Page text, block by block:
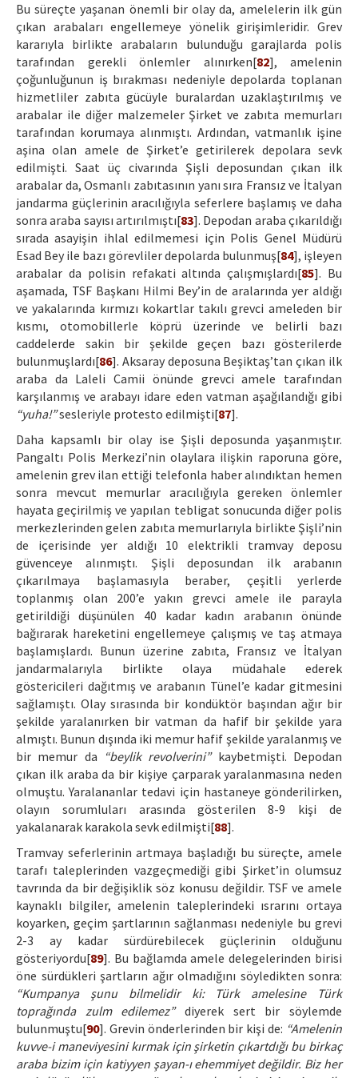
Bu süreçte yaşanan önemli bir olay da, amelelerin ilk gün
çıkan arabaları engellemeye yönelik girişimleridir. Grev
kararıyla birlikte arabaların bulunduğu garajlarda polis
tarafından gerekli önlemler alınırken[82], amelenin
çoğunluğunun iş bırakması nedeniyle depolarda toplanan
hizmetliler zabıta gücüyle buralardan uzaklaştırılmış ve
arabalar ile diğer malzemeler Şirket ve zabıta memurları
tarafından korumaya alınmıştı. Ardından, vatmanlık işine
aşina olan amele de Şirket’e getirilerek depolara sevk
edilmişti. Saat üç civarında Şişli deposundan çıkan ilk
arabalar da, Osmanlı zabıtasının yanı sıra Fransız ve İtalyan
jandarma güçlerinin aracılığıyla seferlere başlamış ve daha
sonra araba sayısı artırılmıştı[83]. Depodan araba çıkarıldığı
sırada asayişin ihlal edilmemesi için Polis Genel Müdürü
Esad Bey ile bazı görevliler depolarda bulunmuş[84], işleyen
arabalar da polisin refakati altında çalışmışlardı[85]. Bu
aşamada, TSF Başkanı Hilmi Bey’in de aralarında yer aldığı
ve yakalarında kırmızı kokartlar takılı grevci ameleden bir
kısmı, otomobillerle köprü üzerinde ve belirli bazı
caddelerde sakin bir şekilde geçen bazı gösterilerde
bulunmuşlardı[86]. Aksaray deposuna Beşiktaş’tan çıkan ilk
araba da Laleli Camii önünde grevci amele tarafından
karşılanmış ve arabayı idare eden vatman aşağılandığı gibi
“yuha!”sesleriyle protesto edilmişti[87].
Daha kapsamlı bir olay ise Şişli deposunda yaşanmıştır.
Pangaltı Polis Merkezi’nin olaylara ilişkin raporuna göre,
amelenin grev ilan ettiği telefonla haber alındıktan hemen
sonra mevcut memurlar aracılığıyla gereken önlemler
hayata geçirilmiş ve yapılan tebligat sonucunda diğer polis
merkezlerinden gelen zabıta memurlarıyla birlikte Şişli’nin
de içerisinde yer aldığı 10 elektrikli tramvay deposu
güvenceye alınmıştı. Şişli deposundan ilk arabanın
çıkarılmaya başlamasıyla beraber, çeşitli yerlerde
toplanmış olan 200’e yakın grevci amele ile parayla
getirildiği düşünülen 40 kadar kadın arabanın önünde
bağırarak hareketini engellemeye çalışmış ve taş atmaya
başlamışlardı. Bunun üzerine zabıta, Fransız ve İtalyan
jandarmalarıyla birlikte olaya müdahale ederek
göstericileri dağıtmış ve arabanın Tünel’e kadar gitmesini
sağlamıştı. Olay sırasında bir kondüktör başından ağır bir
şekilde yaralanırken bir vatman da hafif bir şekilde yara
almıştı. Bunun dışında iki memur hafif şekilde yaralanmış ve
bir memur da “beylik revolverini”kaybetmişti. Depodan
çıkan ilk araba da bir kişiye çarparak yaralanmasına neden
olmuştu. Yaralananlar tedavi için hastaneye gönderilirken,
olayın sorumluları arasında gösterilen 8-9 kişi de
yakalanarak karakola sevk edilmişti[88].
Tramvay seferlerinin artmaya başladığı bu süreçte, amele
tarafı taleplerinden vazgeçmediği gibi Şirket’in olumsuz
tavrında da bir değişiklik söz konusu değildir. TSF ve amele
kaynaklı bilgiler, amelenin taleplerindeki ısrarını ortaya
koyarken, geçim şartlarının sağlanması nedeniyle bu grevi
2-3 ay kadar sürdürebilecek güçlerinin olduğunu
gösteriyordu[89]. Bu bağlamda amele delegelerinden birisi
öne sürdükleri şartların ağır olmadığını söyledikten sonra:
“Kumpanya şunu bilmelidir ki: Türk amelesine Türk
toprağında zulm edilemez”diyerek sert bir söylemde
bulunmuştu[90]. Grevin önderlerinden bir kişi de: “Amelenin
kuvve-i maneviyesini kırmak için şirketin çıkartdığı bu birkaç
araba bizim için katiyyen şayan-ı ehemmiyet değildir. Biz her